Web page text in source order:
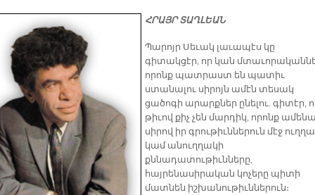
ՀՐԱՅՐ ՏԱՂԼԵԱՆ
Պարոյր Սեւակ լաւապէս կը
գիտակցէր, որ կան
որոնք պատրաստ են պատիւ
ստանալու սիրոյն ամէն տեսակ
ցածոգի արարքներ ընելու. գիտէր,
թիւով քիչ չեն մարդիկ, որոնք
սիրով իր գրութիւններուն մէջ
կամ անուղղակի
քննադատութիւնները,
հայրենասիրական կոչերը պիտի
մատնեն իշխանութիւններուն։